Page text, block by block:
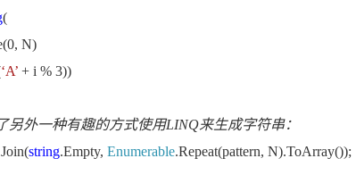
(
N)
‘A’ + i % 3))
另外一种有趣的方式使用LINQ来生成字符串：
string.Empty, Enumerable.Repeat(pattern, N).ToArray());